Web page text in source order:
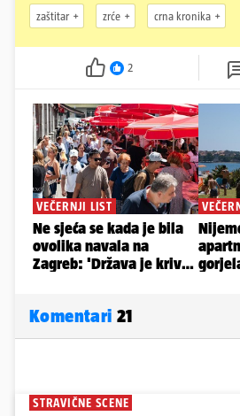
zaštitar zrće crna kronika
2
Komentari 21
STRAVIČNE SCENE